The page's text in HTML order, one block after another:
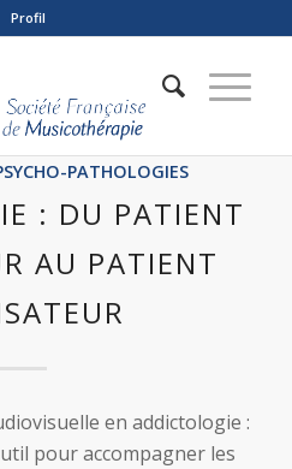
Profil
PATHOLOGIES
: DU PATIENT
AU PATIENT
en addictologie :
pour accompagner les